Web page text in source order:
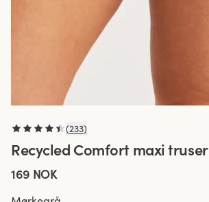
(233)
Recycled Comfort maxi truser
169 NOK